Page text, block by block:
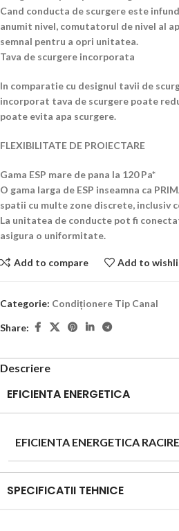
Cand conducta de scurgere este
anumit nivel, comutatorul de nivel al
semnal pentru a opri unitatea.
Tava de scurgere incorporata
In comparatie cu designul tavii de
incorporat tava de scurgere poate
poate evita apa scurgere.
FLEXIBILITATE DE PROIECTARE
Gama ESP mare de pana la 120 Pa*
O gama larga de ESP inseamna ca
spatii cu multe zone discrete, inclusiv
La unitatea de conducte pot fi
asigura o uniformitate.
Add to compare Add to
Categorie: Condiționere Tip Canal
Share:
Descriere
EFICIENTA ENERGETICA
EFICIENTA ENERGETICA RACIRE
SPECIFICATII TEHNICE